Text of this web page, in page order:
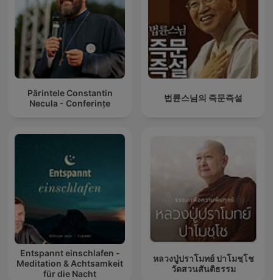
Părintele Constantin
Necula - Conferințe
법륜스님의 즉문즉설
Entspannt einschlafen -
Meditation & Achtsamkeit
für die Nacht
หลวงปู่ปราโมทย์ ปาโมชฺโช
วัดสวนสันติธรรม